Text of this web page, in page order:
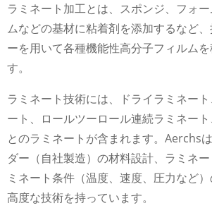
ラミネート加工とは、スポンジ、フォ
ムなどの基材に粘着剤を添加するなど
ーを用いて各種機能性高分子フィルム
す。
ラミネート技術には、ドライラミネー
ート、ロールツーロール連続ラミネー
とのラミネートが含まれます。Aerchs
ダー（自社製造）の材料設計、ラミネ
ミネート条件（温度、速度、圧力など
高度な技術を持っています。